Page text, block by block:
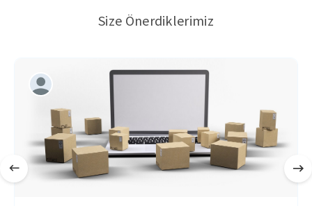
Size Önerdiklerimiz